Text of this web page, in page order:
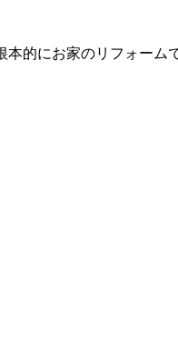
的にお家のリフォー